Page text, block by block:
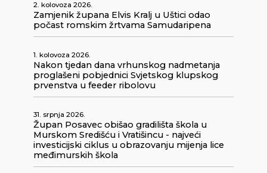
2. kolovoza 2026.
Zamjenik župana Elvis Kralj u Uštici odao
počast romskim žrtvama Samudaripena
1. kolovoza 2026.
Nakon tjedan dana vrhunskog nadmetanja
proglašeni pobjednici Svjetskog klupskog
prvenstva u feeder ribolovu
31. srpnja 2026.
Župan Posavec obišao gradilišta škola u
Murskom Središću i Vratišincu - najveći
investicijski ciklus u obrazovanju mijenja lice
međimurskih škola